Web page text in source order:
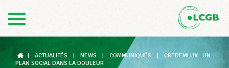
DE
ACTUALITÉS NEWS COMMUNIQUÉS
CREDEMLUX : UN
PLAN SOCIAL DANS LA DOULEUR